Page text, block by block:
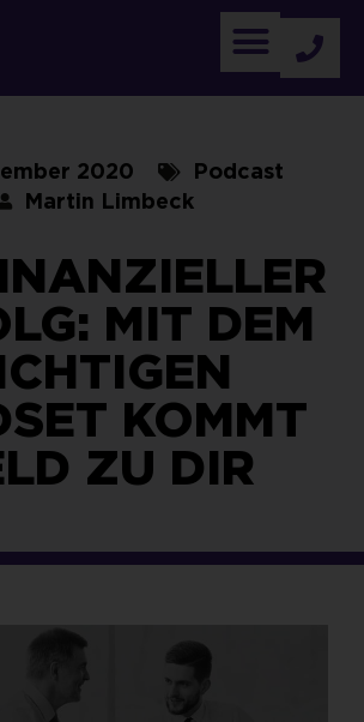
2020
Podcast
Martin Limbeck
MIT DEM
KOMMT
ZU DIR